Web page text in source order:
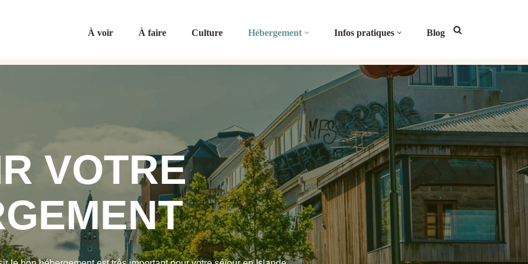
À voir À faire Culture Hébergement Infos pratiques Blog
VOTRE